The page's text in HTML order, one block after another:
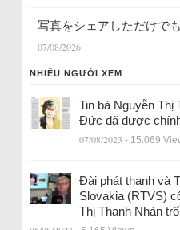
写真をシェアしただけで
07/08/2026
NHIỀU NGƯỜI XEM
Tin bà Nguyễn Thị
Đức đã được
07/08/2023 - 15.069
Đài phát thanh và
Slovakia (RTVS)
Thị Thanh Nhàn